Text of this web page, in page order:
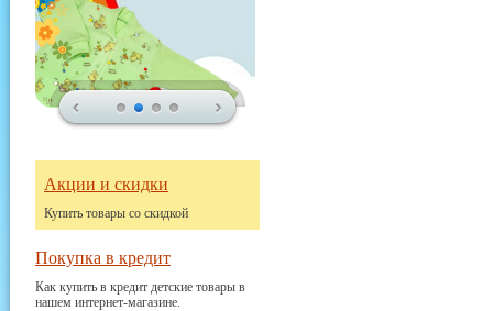
Акции и скидки
Купить товары со скидкой
Покупка в кредит
Как купить в кредит детские товары в
нашем интернет-магазине.